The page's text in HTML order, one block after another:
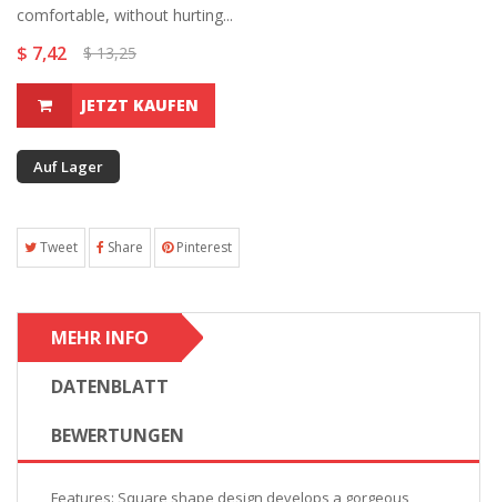
comfortable, without hurting...
$ 7,42 $ 13,25
JETZT KAUFEN
Auf Lager
Tweet Share Pinterest
MEHR INFO
DATENBLATT
BEWERTUNGEN
Features: Square shape design develops a gorgeous